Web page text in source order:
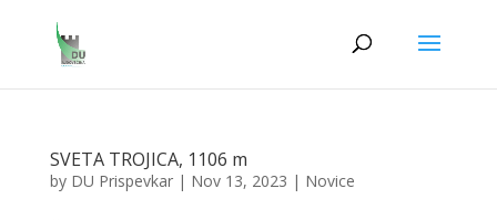
SVETA TROJICA, 1106 m
by DU Prispevkar| Nov 13, 2023 | Novice